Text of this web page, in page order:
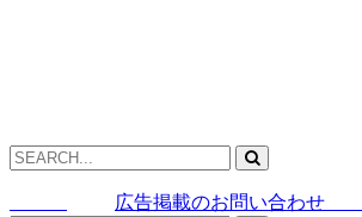
広告掲載のお問い合わせ